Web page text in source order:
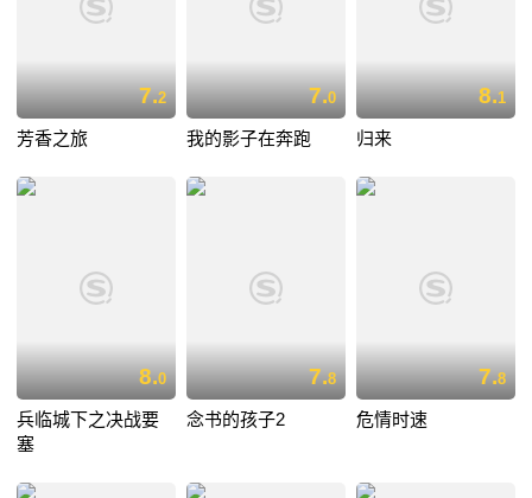
7.2
芳香之旅
7.0
我的影子在奔跑
8.1
归来
8.0
兵临城下之决战要
塞
7.8
念书的孩子2
7.8
危情时速